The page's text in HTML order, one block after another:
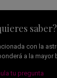
saber?
con la
a la mayor
tu pregunta